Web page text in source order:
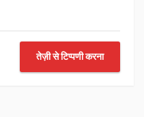
तेज़ी से टिप्पणी करना